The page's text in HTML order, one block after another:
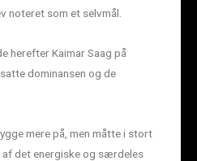
noteret som et selvmål.
herefter Kaimar Saag på
dominansen og de
mere på, men måtte i stort
af det energiske og særdeles